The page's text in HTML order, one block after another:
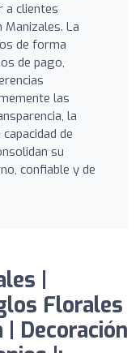
a clientes
La
de forma
de pago,
las
la
de
su
confiable y de
|
Florales
| Decoración